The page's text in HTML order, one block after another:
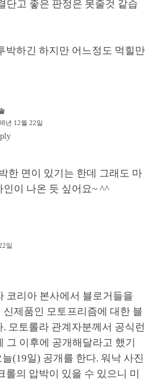
단고 좋은 판정은 못줄것 같습
박하긴 하지만 어느정도 먹힐만
년 12월 22일
한 면이 있기는 한데 그래도 마
인이 나온 듯 싶어요~ ^^
일
코리아 본사에서 블로거들을
신제품인 모토프리즘에 대한 블
모토롤라 관계자분께서 공식런
그 이후에 공개해달라고 했기
(19일) 공개를 한다. 워낙 사진
롤의 압박이 있을 수 있으니 미